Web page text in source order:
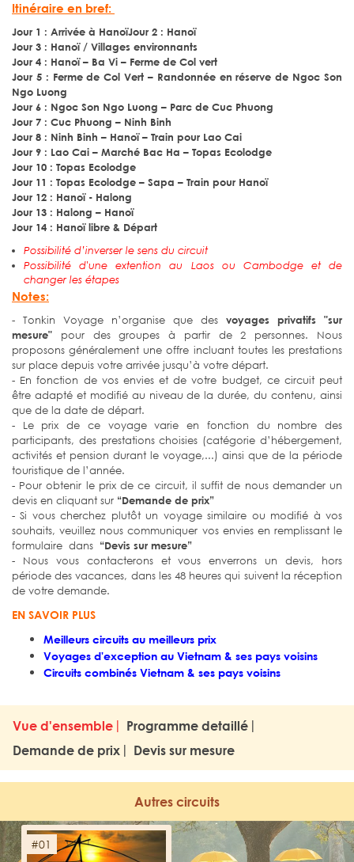
Itinéraire en bref:
Jour 1 : Arrivée à HanoïJour 2 : Hanoï
Jour 3 : Hanoï / Villages environnants
Jour 4 : Hanoï – Ba Vi – Ferme de Col vert
Jour 5 : Ferme de Col Vert – Randonnée en réserve de Ngoc Son
Ngo Luong
Jour 6 : Ngoc Son Ngo Luong – Parc de Cuc Phuong
Jour 7 : Cuc Phuong – Ninh Binh
Jour 8 : Ninh Binh – Hanoï – Train pour Lao Cai
Jour 9 : Lao Cai – Marché Bac Ha – Topas Ecolodge
Jour 10 : Topas Ecolodge
Jour 11 : Topas Ecolodge – Sapa – Train pour Hanoï
Jour 12 : Hanoï - Halong
Jour 13 : Halong – Hanoï
Jour 14 : Hanoï libre & Départ
Possibilité d’inverser le sens du circuit
Possibilité d'une extention au Laos ou Cambodge et de
changer les étapes
Notes:
- Tonkin Voyage n’organise que des voyages privatifs "sur
mesure" pour des groupes à partir de 2 personnes. Nous
proposons généralement une offre incluant toutes les prestations
sur place depuis votre arrivée jusqu’à votre départ.
- En fonction de vos envies et de votre budget, ce circuit peut
être adapté et modifié au niveau de la durée, du contenu, ainsi
que de la date de départ.
- Le prix de ce voyage varie en fonction du nombre des
participants, des prestations choisies (catégorie d’hébergement,
activités et pension durant le voyage,...) ainsi que de la période
touristique de l’année.
- Pour obtenir le prix de ce circuit, il suffit de nous demander un
devis en cliquant sur “Demande de prix”
- Si vous cherchez plutôt un voyage similaire ou modifié à vos
souhaits, veuillez nous communiquer vos envies en remplissant le
formulaire dans “Devis sur mesure”
- Nous vous contacterons et vous enverrons un devis, hors
période des vacances, dans les 48 heures qui suivent la réception
de votre demande.
EN SAVOIR PLUS
Meilleurs circuits au meilleurs prix
Voyages d'exception au Vietnam & ses pays voisins
Circuits combinés Vietnam & ses pays voisins
Vue d'ensemble
Programme detaillé
Demande de prix
Devis sur mesure
Autres circuits
#01